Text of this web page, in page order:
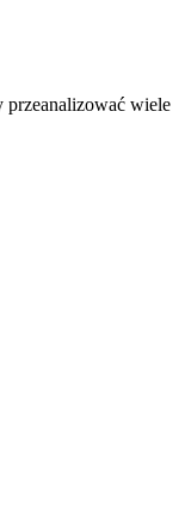
przeanalizować wiele